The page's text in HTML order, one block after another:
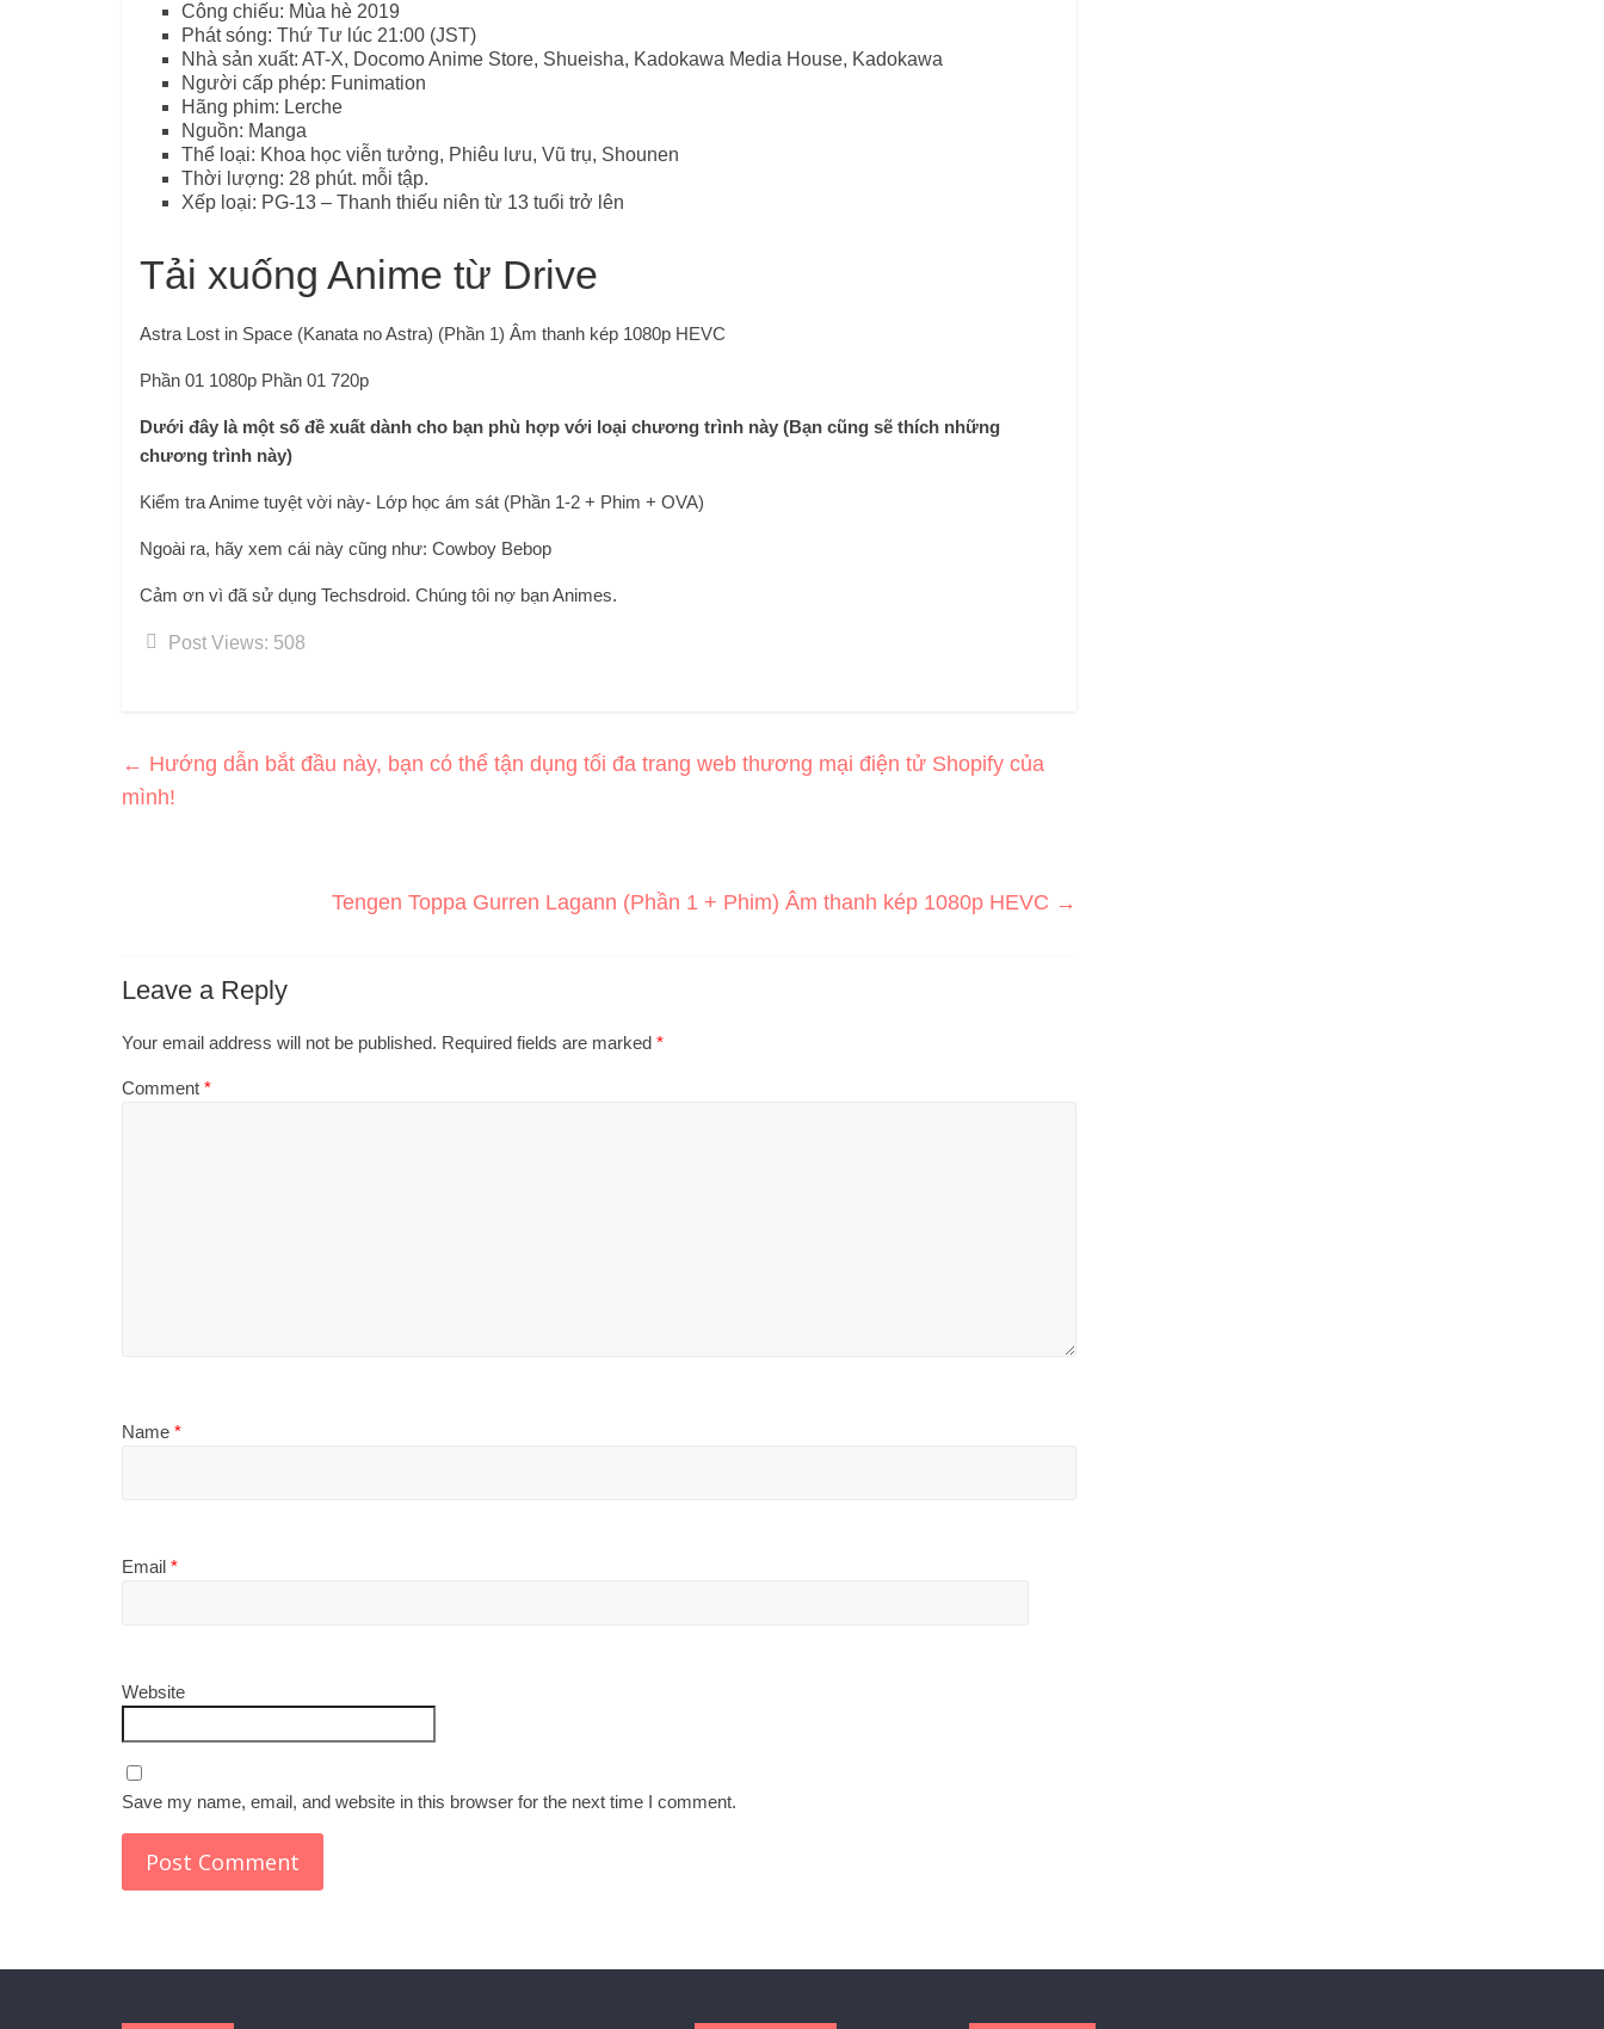
Công chiếu: Mùa hè 2019
Phát sóng: Thứ Tư lúc 21:00 (JST)
Nhà sản xuất: AT-X, Docomo Anime Store, Shueisha, Kadokawa Media House, Kadokawa
Người cấp phép: Funimation
Hãng phim: Lerche
Nguồn: Manga
Thể loại: Khoa học viễn tưởng, Phiêu lưu, Vũ trụ, Shounen
Thời lượng: 28 phút. mỗi tập.
Xếp loại: PG-13 – Thanh thiếu niên từ 13 tuổi trở lên
Tải xuống Anime từ Drive
Astra Lost in Space (Kanata no Astra) (Phần 1) Âm thanh kép 1080p HEVC
Phần 01 1080p Phần 01 720p
Dưới đây là một số đề xuất dành cho bạn phù hợp với loại chương trình này (Bạn cũng sẽ thích những
chương trình này)
Kiểm tra Anime tuyệt vời này- Lớp học ám sát (Phần 1-2 + Phim + OVA)
Ngoài ra, hãy xem cái này cũng như: Cowboy Bebop
Cảm ơn vì đã sử dụng Techsdroid. Chúng tôi nợ bạn Animes.
Post Views: 508
← Hướng dẫn bắt đầu này, bạn có thể tận dụng tối đa trang web thương mại điện tử Shopify của
mình!
Tengen Toppa Gurren Lagann (Phần 1 + Phim) Âm thanh kép 1080p HEVC →
Leave a Reply
Your email address will not be published. Required fields are marked *
Comment *
Name *
Email *
Website
Save my name, email, and website in this browser for the next time I comment.